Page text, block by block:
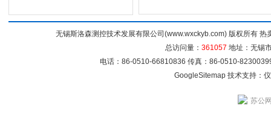
无锡斯洛森测控技术发展有限公司(www.wxckyb.com) 版权所有
总访问量： 361057 地址：无锡
电话：86-0510-66810836 传真：86-0510-
GoogleSitemap技术支持：
苏公